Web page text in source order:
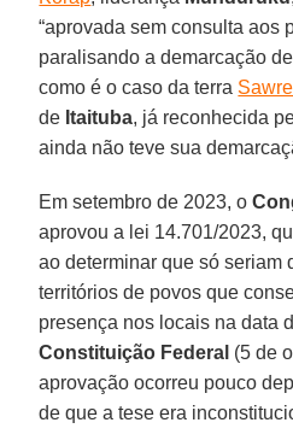
“aprovada sem consulta aos
paralisando a demarcação
como é o caso da terra
de Itaituba, já reconhecida
ainda não teve sua
Em setembro de 2023, o
aprovou a lei 14.701/2023,
ao determinar que só seriam
territórios de povos que
presença nos locais na data
Constituição Federal (5 de
aprovação ocorreu pouco
de que a tese era